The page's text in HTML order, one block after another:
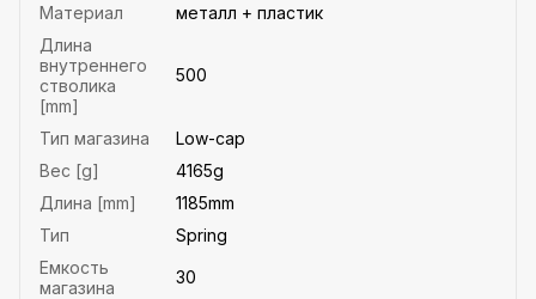
Материал
металл + пластик
Длина
внутреннего
стволика
[mm]
500
Тип магазина
Low-cap
Вес [g]
4165g
Длина [mm]
1185mm
Тип
Spring
Емкость
магазина
30